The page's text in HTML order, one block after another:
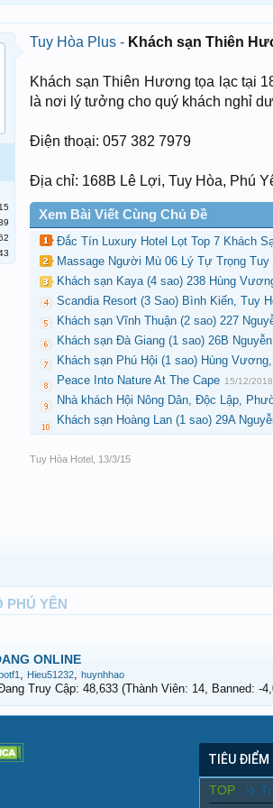
Tuy Hòa Plus - Khách sạn Thiên
Khách sạn Thiên Hương tọa lạc tại
là nơi lý tưởng cho quý khách nghỉ
Điện thoại: 057 382 7979
Địa chỉ: 168B Lê Lợi, Tuy Hòa, Phú
Xem Bài Viết Cùng Chủ Đề
Đắc Tín Luxury Hotel Lọt Top 7 Khách
Massage Người Mù 06 Lý Tự Trọng Tuy
Khách sạn Kaya (4 sao) 238 Hùng
Scandia Resort (3 Sao) Bình Kiến, Tuy
Khách sạn Vĩnh Thuận (2 sao) 227
Khách sạn Đà Giang (1 sao) 26B
Khách sạn Phú Hội (1 sao) Hùng
Peace Into Nature At The Cape 15/12/2018
Nhà khách Hội Nông Dân, Độc Lập,
Khách sạn Hoàng Lan (1 sao) 29A
Tuy Hòa Hotel 13/3/15
PHÚ YÊN
ONLINE
, Hieu51232,huynhhao
Truy Cập: 48,633 (Thành Viên: 14, Banned: -
TIÊU ĐIỂM
TOP